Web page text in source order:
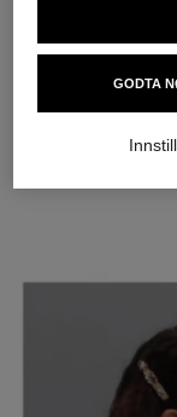
*
GODTA